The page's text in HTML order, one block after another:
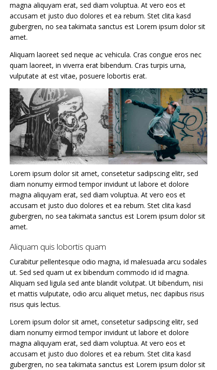
magna aliquyam erat, sed diam voluptua. At vero eos et
accusam et justo duo dolores et ea rebum. Stet clita kasd
gubergren, no sea takimata sanctus est Lorem ipsum dolor sit
amet.
Aliquam laoreet sed neque ac vehicula. Cras congue eros nec
quam laoreet, in viverra erat bibendum. Cras turpis urna,
vulputate at est vitae, posuere lobortis erat.
Lorem ipsum dolor sit amet, consetetur sadipscing elitr, sed
diam nonumy eirmod tempor invidunt ut labore et dolore
magna aliquyam erat, sed diam voluptua. At vero eos et
accusam et justo duo dolores et ea rebum. Stet clita kasd
gubergren, no sea takimata sanctus est Lorem ipsum dolor sit
amet.
Aliquam quis lobortis quam
Curabitur pellentesque odio magna, id malesuada arcu sodales
ut. Sed sed quam ut ex bibendum commodo id id magna.
Aliquam sed ligula sed ante blandit volutpat. Ut bibendum, nisi
et mattis vulputate, odio arcu aliquet metus, nec dapibus risus
risus quis lectus.
Lorem ipsum dolor sit amet, consetetur sadipscing elitr, sed
diam nonumy eirmod tempor invidunt ut labore et dolore
magna aliquyam erat, sed diam voluptua. At vero eos et
accusam et justo duo dolores et ea rebum. Stet clita kasd
gubergren, no sea takimata sanctus est Lorem ipsum dolor sit